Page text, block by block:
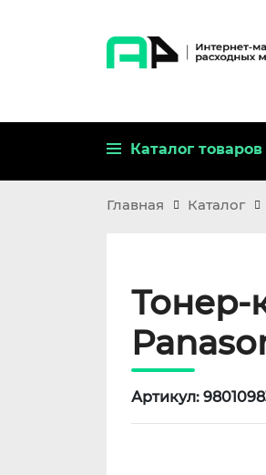
Каталог товаров
Главная Каталог
Тонер-
Артикул: